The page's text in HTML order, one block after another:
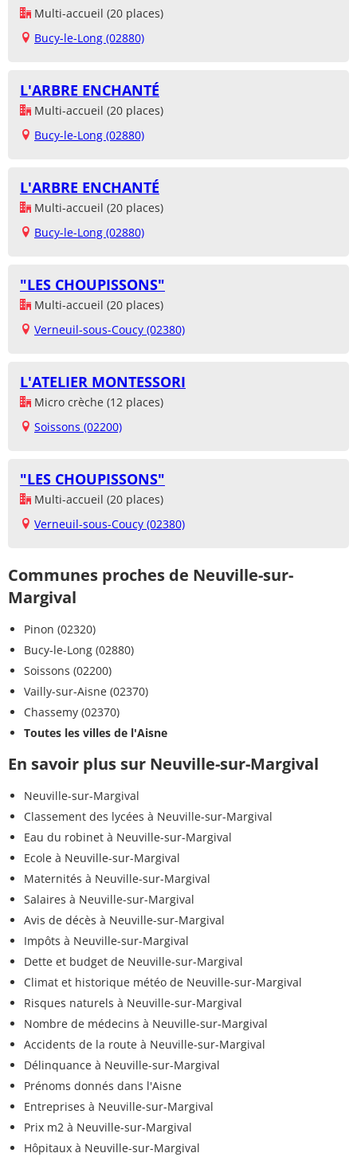
Multi-accueil (20 places)
Bucy-le-Long (02880)
L'ARBRE ENCHANTÉ
Multi-accueil (20 places)
Bucy-le-Long (02880)
L'ARBRE ENCHANTÉ
Multi-accueil (20 places)
Bucy-le-Long (02880)
"LES CHOUPISSONS"
Multi-accueil (20 places)
Verneuil-sous-Coucy (02380)
L'ATELIER MONTESSORI
Micro crèche (12 places)
Soissons (02200)
"LES CHOUPISSONS"
Multi-accueil (20 places)
Verneuil-sous-Coucy (02380)
Communes proches de Neuville-sur-
Margival
Pinon (02320)
Bucy-le-Long (02880)
Soissons (02200)
Vailly-sur-Aisne (02370)
Chassemy (02370)
Toutes les villes de l'Aisne
En savoir plus sur Neuville-sur-Margival
Neuville-sur-Margival
Classement des lycées à Neuville-sur-Margival
Eau du robinet à Neuville-sur-Margival
Ecole à Neuville-sur-Margival
Maternités à Neuville-sur-Margival
Salaires à Neuville-sur-Margival
Avis de décès à Neuville-sur-Margival
Impôts à Neuville-sur-Margival
Dette et budget de Neuville-sur-Margival
Climat et historique météo de Neuville-sur-Margival
Risques naturels à Neuville-sur-Margival
Nombre de médecins à Neuville-sur-Margival
Accidents de la route à Neuville-sur-Margival
Délinquance à Neuville-sur-Margival
Prénoms donnés dans l'Aisne
Entreprises à Neuville-sur-Margival
Prix m2 à Neuville-sur-Margival
Hôpitaux à Neuville-sur-Margival